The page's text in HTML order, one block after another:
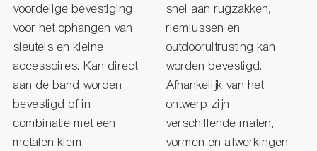
voordelige bevestiging
voor het ophangen van
sleutels en kleine
accessoires. Kan direct
aan de band worden
bevestigd of in
combinatie met een
metalen klem.
snel aan rugzakken,
riemlussen en
outdooruitrusting kan
worden bevestigd.
Afhankelijk van het
ontwerp zijn
verschillende maten,
vormen en afwerkingen